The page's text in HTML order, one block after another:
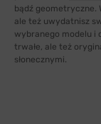
bądź geometryczne.
ale też uwydatnisz
wybranego modelu i
trwałe, ale też
słonecznymi.